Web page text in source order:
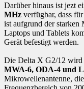
Darüber hinaus ist jezt
MHz verfügbar, dass
ist aufgrund der
Laptops und Tablets
Gerät befestigt werden.
Die Delta X G2/12 wird
MWA-6, ODA-4 und
Mikrowellenantenne,